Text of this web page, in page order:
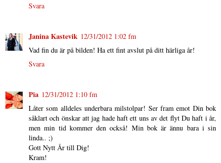
Svara
Janina Kastevik 12/31/2012 1:02 fm
Vad fin du är på bilden! Ha ett fint avslut på ditt härliga år!
Svara
Pia 12/31/2012 1:10 fm
Låter som alldeles underbara milstolpar! Ser fram emot Din bok
såklart och önskar att jag hade haft ett uns av det flyt Du haft i år,
men min tid kommer den också! Min bok är ännu bara i sin
linda.. ;)
Gott Nytt År till Dig!
Kram!